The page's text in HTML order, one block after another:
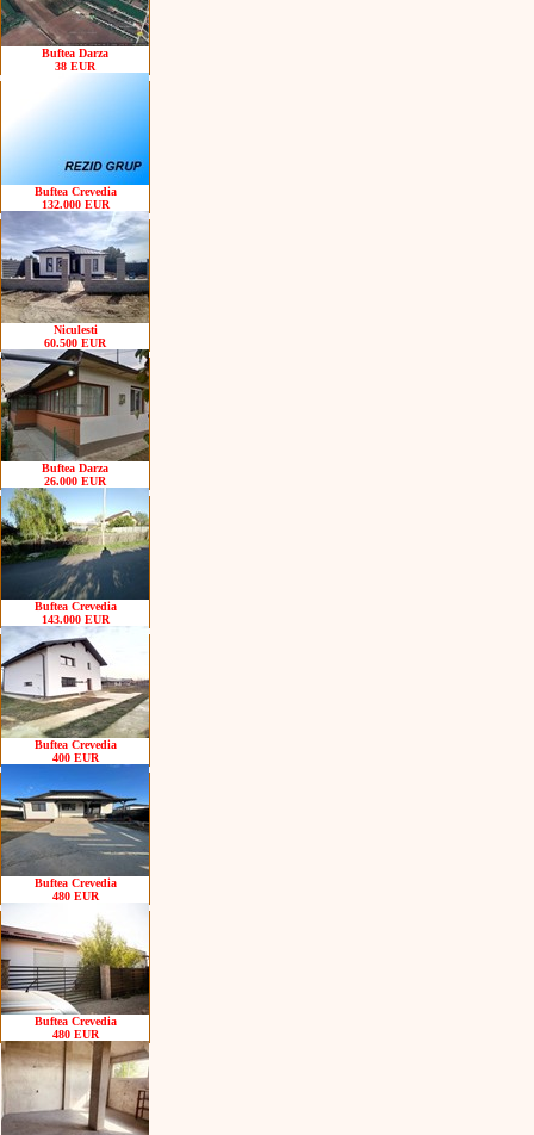
Buftea Darza
38 EUR
Buftea Crevedia
132.000 EUR
Niculesti
60.500 EUR
Buftea Darza
26.000 EUR
Buftea Crevedia
143.000 EUR
Buftea Crevedia
400 EUR
Buftea Crevedia
480 EUR
Buftea Crevedia
480 EUR